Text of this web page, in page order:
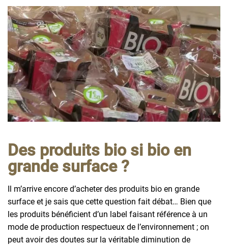
Des produits bio si bio en
grande surface ?
Il m’arrive encore d’acheter des produits bio en grande
surface et je sais que cette question fait débat… Bien que
les produits bénéficient d’un label faisant référence à un
mode de production respectueux de l’environnement ; on
peut avoir des doutes sur la véritable diminution de